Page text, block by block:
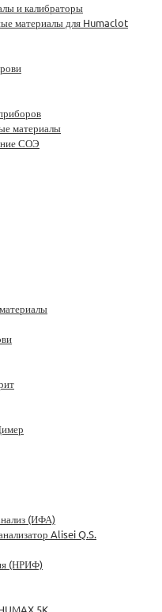
и калибраторы
материалы для Humaclot
материалы
СОЭ
(ИФА)
Alisei Q.S.
(НРИФ)
5K